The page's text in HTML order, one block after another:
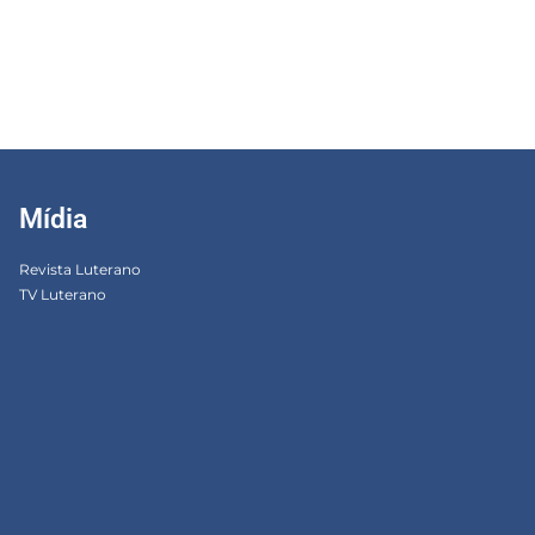
Mídia
Revista Luterano
TV Luterano